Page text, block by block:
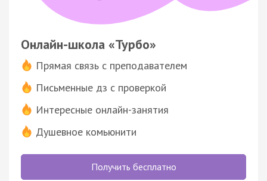
Онлайн-школа «Турбо»
Прямая связь с преподавателем
Письменные дз с проверкой
Интересные онлайн-занятия
Душевное комьюнити
Получить бесплатно